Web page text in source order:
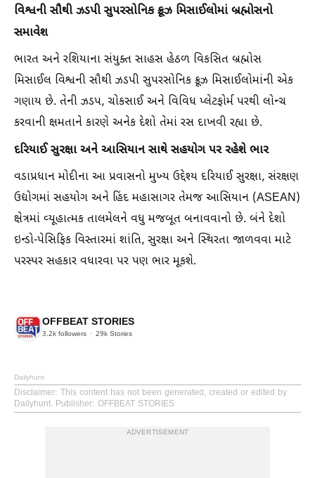
વિશ્વની સૌથી ઝડપી સુપરસોનિક ક્રૂઝ મિસાઈલોમાં બ્રહ્મોસનો
સમાવેશ
ભારત અને રશિયાના સંયુક્ત સાહસ હેઠળ વિકસિત બ્રહ્મોસ
મિસાઈલ વિશ્વની સૌથી ઝડપી સુપરસોનિક ક્રૂઝ મિસાઈલોમાંની એક
ગણાય છે. તેની ઝડપ, ચોકસાઈ અને વિવિધ પ્લેટફોર્મ પરથી લોન્ચ
કરવાની ક્ષમતાને કારણે અનેક દેશો તેમાં રસ દાખવી રહ્યા છે.
દરિયાઈ સુરક્ષા અને આસિયાન સાથે સહયોગ પર રહેશે ભાર
વડાપ્રધાન મોદીના આ પ્રવાસનો મુખ્ય ઉદ્દેશ્ય દરિયાઈ સુરક્ષા, સંરક્ષણ
ઉદ્યોગમાં સહયોગ અને હિંદ મહાસાગર તેમજ આસિયાન (ASEAN)
ક્ષેત્રમાં વ્યૂહાત્મક તાલમેલને વધુ મજબૂત બનાવવાનો છે. બંને દેશો
ઇન્ડો-પેસિફિક વિસ્તારમાં શાંતિ, સુરક્ષા અને સ્થિરતા જાળવવા માટે
પરસ્પર સહકાર વધારવા પર પણ ભાર મૂકશે.
OFFBEAT STORIES
3.2k followers 29k Stories
Dailyhunt
Disclaimer: This content has not been generated, created or edited by
Dailyhunt. Publisher: OFFBEAT STORIES
ADVERTISEMENT